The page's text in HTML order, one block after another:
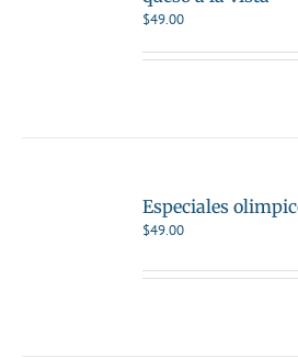
$49.00
Especiales
$49.00